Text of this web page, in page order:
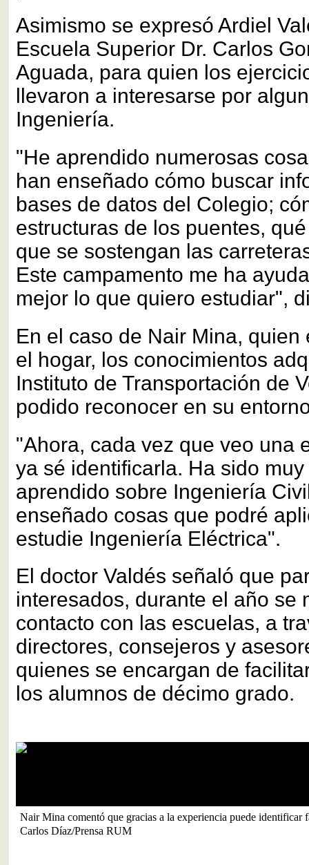
Asimismo se expresó Ardiel
Escuela Superior Dr. Carlos
Aguada, para quien los
llevaron a interesarse por
Ingeniería.
"He aprendido numerosas
han enseñado cómo buscar
bases de datos del Colegio;
estructuras de los puentes,
que se sostengan las
Este campamento me ha
mejor lo que quiero estudiar",
En el caso de Nair Mina, quien
el hogar, los conocimientos
Instituto de Transportación de
podido reconocer en su
"Ahora, cada vez que veo una
ya sé identificarla. Ha sido
aprendido sobre Ingeniería
enseñado cosas que podré
estudie Ingeniería Eléctrica".
El doctor Valdés señaló que
interesados, durante el año se
contacto con las escuelas, a
directores, consejeros y
quienes se encargan de
los alumnos de décimo grado.
Nair Mina comentó que gracias a la experiencia puede identificar
Carlos Díaz/Prensa RUM